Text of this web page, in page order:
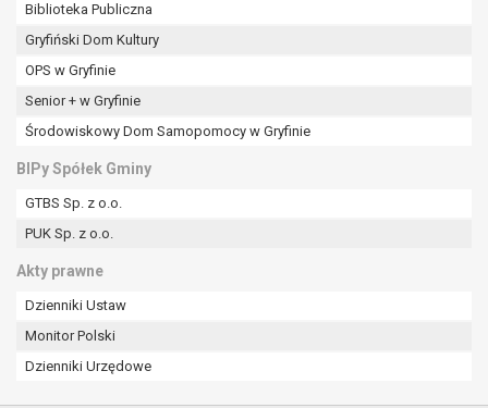
Biblioteka Publiczna
Gryfiński Dom Kultury
OPS w Gryfinie
Senior + w Gryfinie
Środowiskowy Dom Samopomocy w Gryfinie
BIPy Spółek Gminy
GTBS Sp. z o.o.
PUK Sp. z o.o.
Akty prawne
Dzienniki Ustaw
Monitor Polski
Dzienniki Urzędowe